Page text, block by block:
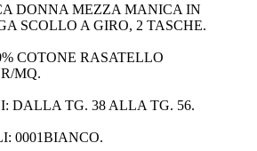
DONNA MEZZA MANICA IN
SCOLLO A GIRO, 2 TASCHE.
COTONE RASATELLO
MQ.
DALLA TG. 38 ALLA TG. 56.
0001BIANCO.